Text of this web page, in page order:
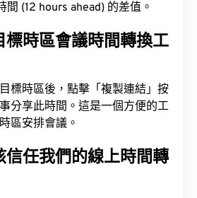
間 (12 hours ahead) 的差值。
標時區會議時間轉換工
標時區後，點擊「複製連結」按
分享此時間。這是一個方便的工
區安排會議。
信任我們的線上時間轉